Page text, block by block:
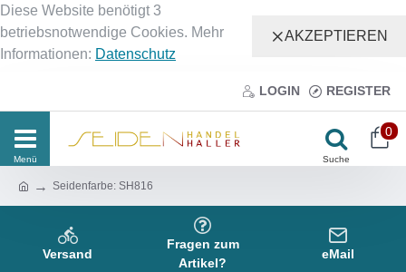
Diese Website benötigt 3
betriebsnotwendige Cookies. Mehr
Informationen: Datenschutz
AKZEPTIEREN
LOGIN REGISTER
0
Seidenfarbe: SH816
Versand
Fragen zum
Artikel?
eMail